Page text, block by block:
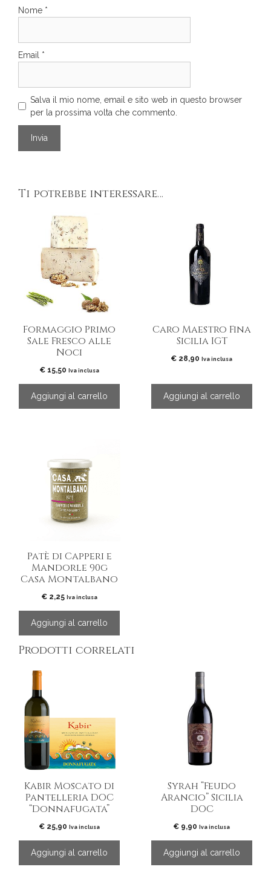
Nome *
Email *
Salva il mio nome, email e sito web in questo browser
per la prossima volta che commento.
Ti potrebbe interessare…
Formaggio Primo
Sale Fresco alle
Noci
€15,50 Iva inclusa
Aggiungi al carrello
Caro Maestro Fina
Sicilia IGT
€ 28,90 Iva inclusa
Aggiungi al carrello
Patè di Capperi e
Mandorle 90g
Casa Montalbano
€2,25 Iva inclusa
Aggiungi al carrello
Prodotti correlati
Kabir Moscato di
Pantelleria DOC
“Donnafugata”
€25,90 Iva inclusa
Aggiungi al carrello
Syrah “Feudo
Arancio” Sicilia
DOC
€ 9,90 Iva inclusa
Aggiungi al carrello